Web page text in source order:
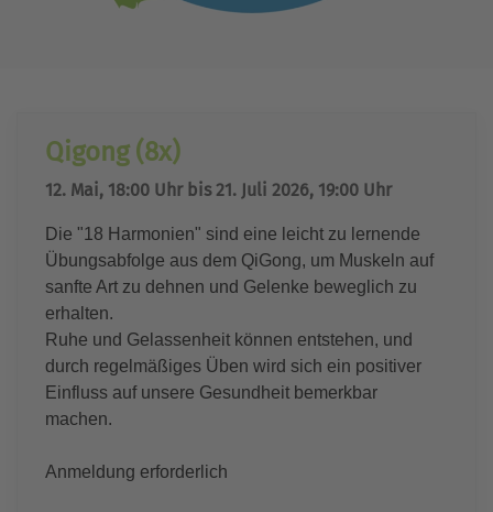
Qigong (8x)
12. Mai, 18:00 Uhr bis 21. Juli 2026, 19:00 Uhr
Die "18 Harmonien" sind eine leicht zu lernende
Übungsabfolge aus dem QiGong, um Muskeln auf
sanfte Art zu dehnen und Gelenke beweglich zu
erhalten.
Ruhe und Gelassenheit können entstehen, und
durch regelmäßiges Üben wird sich ein positiver
Einfluss auf unsere Gesundheit bemerkbar
machen.
Anmeldung erforderlich